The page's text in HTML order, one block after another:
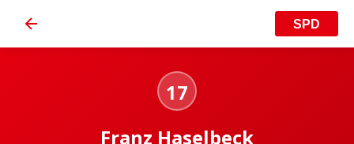
SPD
17
Franz Haselbeck